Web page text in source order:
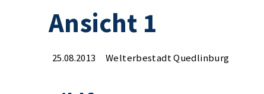
Ansicht 1
25.08.2013 Welterbestadt Quedlinburg